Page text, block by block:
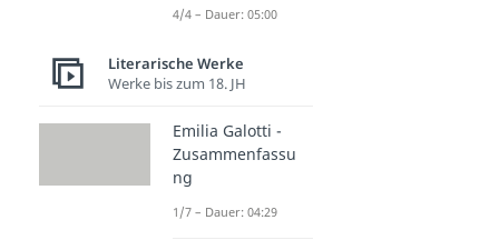
4/4 – Dauer: 05:00
Literarische Werke
Werke bis zum 18. JH
Emilia Galotti -
Zusammenfassu
ng
1/7 – Dauer: 04:29